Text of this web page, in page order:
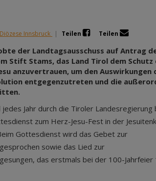
Diözese Innsbruck | Teilen Teilen
der Landtagsausschuss auf Antrag
Stift Stams, das Land Tirol dem Schutz
anzuvertrauen, um den Auswirkungen
entgegenzutreten und die
Jahr durch die Tiroler Landesregierung
zum Herz-Jesu-Fest in der
Gottesdienst wird das Gebet zur
sowie das Lied zur
das erstmals bei der 100-Jahrfeier